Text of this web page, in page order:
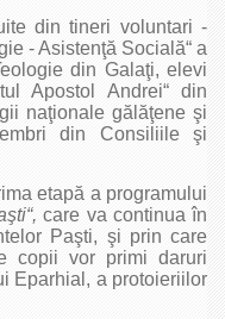
din tineri voluntari -
- Asistenţă Socială“ a
din Galaţi, elevi
Apostol Andrei“ din
naţionale gălăţene şi
din Consiliile şi
etapă a programului
care va continua în
Paşti, şi prin care
copii vor primi daruri
Eparhial, a protoieriilor